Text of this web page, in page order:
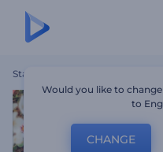
Startseite
Would you like to
to
CHANGE